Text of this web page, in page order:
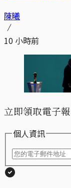
陳曦
10 小時前
立即領取電子報
個人資訊